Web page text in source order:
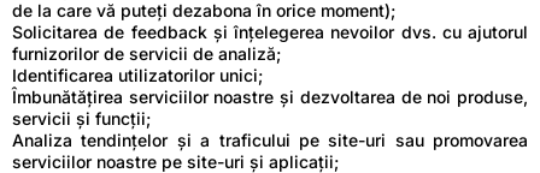
de la care vă puteţi dezabona în orice moment);
Solicitarea de feedback şi înţelegerea nevoilor dvs. cu ajutorul
furnizorilor de servicii de analiză;
Identificarea utilizatorilor unici;
Îmbunătățirea serviciilor noastre și dezvoltarea de noi produse,
servicii și funcții;
Analiza tendințelor și a traficului pe site-uri sau promovarea
serviciilor noastre pe site-uri și aplicații;